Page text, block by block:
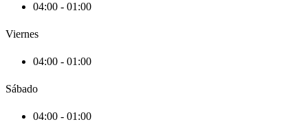
04:00 - 01:00
Viernes
04:00 - 01:00
Sábado
04:00 - 01:00